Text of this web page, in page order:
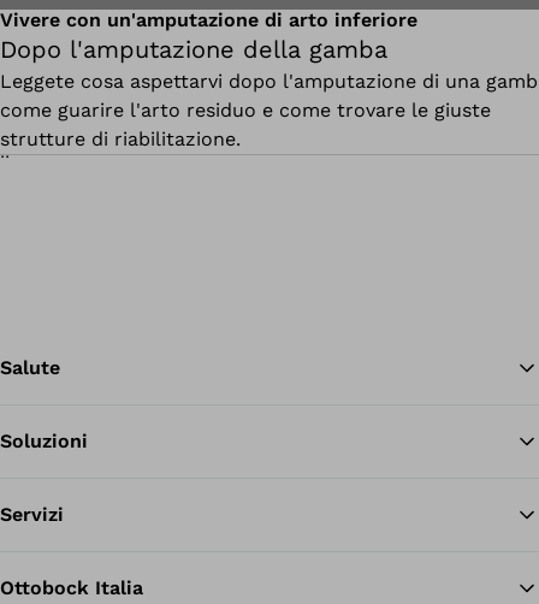
Vivere con un'amputazione di arto inferiore
Dopo l'amputazione della gamba
Leggete cosa aspettarvi dopo l'amputazione di una
come guarire l'arto residuo e come trovare le giuste
strutture di riabilitazione.
Salute
Soluzioni
Servizi
Ottobock Italia